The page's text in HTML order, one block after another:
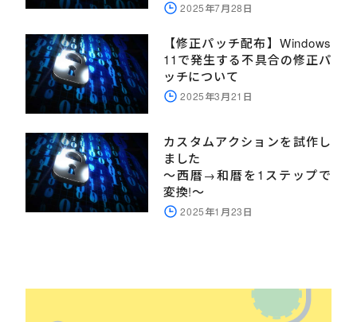
2025年7月28日
【修正パッチ配布】Windows
11で発生する不具合の修正パ
ッチについて
2025年3月21日
カスタムアクションを試作し
ました
～西暦→和暦を1ステップで
変換!～
2025年1月23日